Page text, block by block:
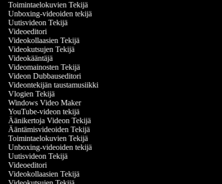
Toimintaelokuvien Tekijä
Unboxing-videoiden tekijä
Uutisvideon Tekijä
Videoeditori
Videokollaasien Tekijä
Videokutsujen Tekijä
Videokääntäjä
Videomainosten Tekijä
Videon Dubbauseditori
Videontekijän taustamusiikki
Vlogien Tekijä
Windows Video Maker
YouTube-videon tekijä
Äänikertoja Videon Tekijä
Ääntämisvideoiden Tekijä
Toimintaelokuvien Tekijä
Unboxing-videoiden tekijä
Uutisvideon Tekijä
Videoeditori
Videokollaasien Tekijä